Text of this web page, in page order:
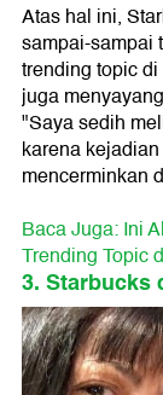
Atas hal ini,
sampai-sampai
trending topic
juga
"Saya sedih
karena
mencerminkan
Baca Juga: Ini
Trending Topic
3. Starbucks